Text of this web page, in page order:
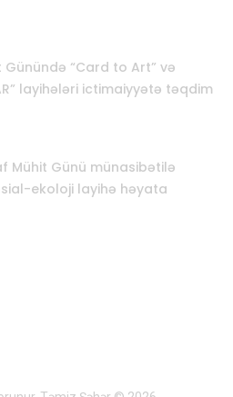
“Card to Art” və
layihələri ictimaiyyətə təqdim
Mühit Günü münasibətilə
ekoloji layihə həyata